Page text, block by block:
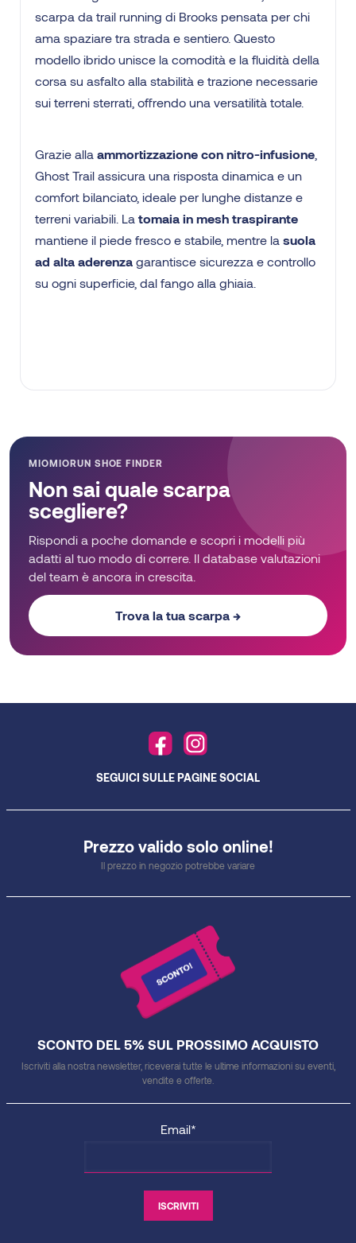
scarpa da trail running di Brooks pensata per chi
ama spaziare tra strada e sentiero. Questo
modello ibrido unisce la comodità e la fluidità della
corsa su asfalto alla stabilità e trazione necessarie
sui terreni sterrati, offrendo una versatilità totale.
Grazie alla ammortizzazione con nitro-infusione
Ghost Trail assicura una risposta dinamica e un
comfort bilanciato, ideale per lunghe distanze e
terreni variabili. La tomaia in mesh traspirante
mantiene il piede fresco e stabile, mentre la suola
ad alta aderenza garantisce sicurezza e controllo
su ogni superficie, dal fango alla ghiaia.
MIOMIORUN SHOE FINDER
Non sai quale scarpa
scegliere?
Rispondi a poche domande e scopri i modelli più
adatti al tuo modo di correre. Il database valutazioni
del team è ancora in crescita.
Trova la tua scarpa →
Prezzo valido solo online!
Il prezzo in negozio potrebbe variare
SEGUICI SULLE PAGINE SOCIAL
SCONTO DEL 5% SUL PROSSIMO ACQUISTO
Iscriviti alla nostra newsletter, riceverai tutte le ultime informazioni su eventi,
vendite e offerte.
Email*